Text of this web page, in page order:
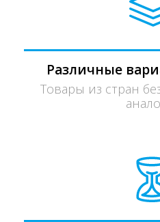
Различные
Товары из стран